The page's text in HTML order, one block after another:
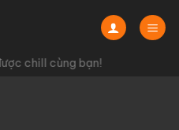
chill cùng bạn!